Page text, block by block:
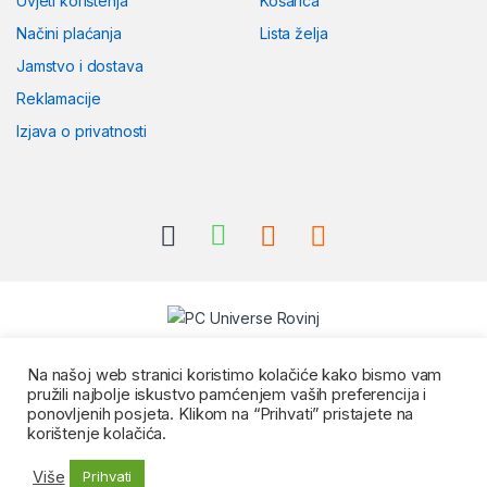
Načini plaćanja
Jamstvo i dostava
Reklamacije
Izjava o privatnosti
Lista želja
Na našoj web stranici koristimo kolačiće kako bismo vam
pružili najbolje iskustvo pamćenjem vaših preferencija i
ponovljenih posjeta. Klikom na “Prihvati” pristajete na
korištenje kolačića.
Više Prihvati